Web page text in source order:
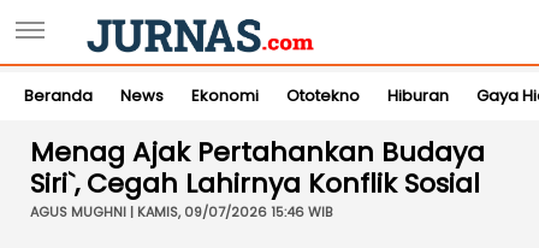
Beranda News Ekonomi Ototekno Hiburan Gaya
Menag Ajak Pertahankan Budaya
Siri`, Cegah Lahirnya Konflik Sosial
AGUS MUGHNI | KAMIS, 09/07/2026 15:46 WIB